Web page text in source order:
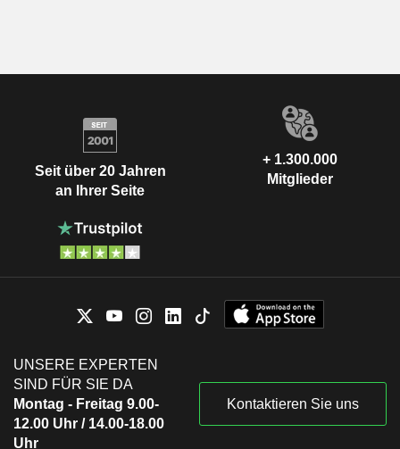
Seit über 20 Jahren
an Ihrer Seite
+ 1.300.000
Mitglieder
UNSERE EXPERTEN
SIND FÜR SIE DA
Montag - Freitag 9.00-
12.00 Uhr / 14.00-18.00
Uhr
Kontaktieren Sie uns